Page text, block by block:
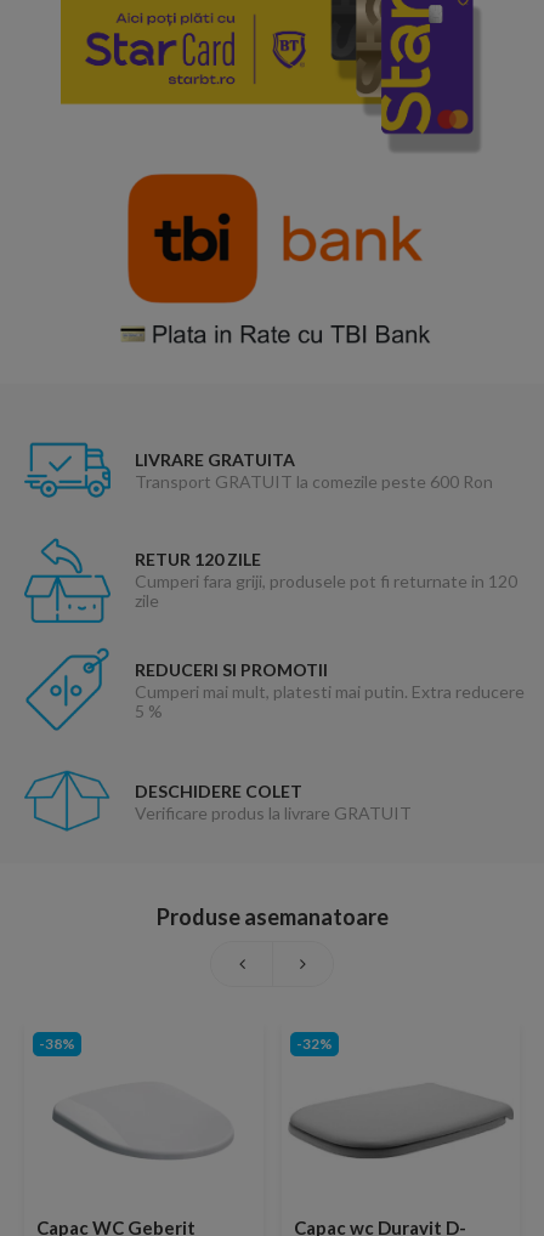
LIVRARE GRATUITA
Transport GRATUIT la comezile peste 600 Ron
RETUR 120 ZILE
Cumperi fara griji, produsele pot fi returnate in 120
zile
REDUCERI SI PROMOTII
Cumperi mai mult, platesti mai putin. Extra reducere
5 %
DESCHIDERE COLET
Verificare produs la livrare GRATUIT
Produse asemanatoare
-38%
Capac WC Geberit
-32%
Capac wc Duravit D-